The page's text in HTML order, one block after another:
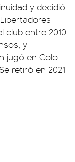
y decidió
club entre 2010
y
jugó en Colo
retiró en 2021